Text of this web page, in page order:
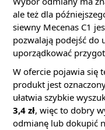
ale też dla
siewny Mecenas C1
pozwalają podejść do
uporządkować
W ofercie pojawia się
produkt jest
ułatwia szybkie
3,4 zł, więc to dobry
odmianę lub dokupić